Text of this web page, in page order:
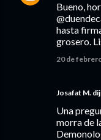
Bueno,
hasta
grosero.
20 de
Josafat M.
Una
morra de